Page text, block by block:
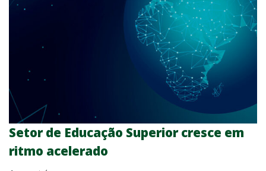
Setor de Educação Superior cresce em
ritmo acelerado